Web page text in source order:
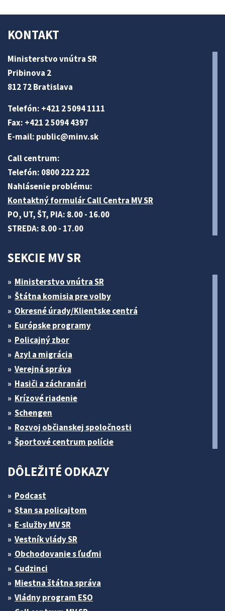
KONTAKT
Ministerstvo vnútra SR
Pribinova 2
812 72 Bratislava
Telefón: +421 2 5094 1111
Fax: +421 2 5094 4397
E-mail: public@minv.sk
Call centrum:
Telefón: 0800 222 222
Nahlásenie problému:
Kontaktný formulár Call Centra MV SR
PO, UT, ŠT, PIA: 8.00 - 16.00
STREDA: 8.00 - 17.00
SEKCIE MV SR
Ministerstvo vnútra SR
Štátna komisia pre volby
Okresné úrady/Klientske centrá
Európske programy
Policajný zbor
Azyl a migrácia
Verejná správa
Hasiči a záchranári
Krízové riadenie
Schengen
Rozvoj občianskej spoločnosti
Športové centrum polície
DÔLEŽITÉ ODKAZY
Podcast
Stan sa policajtom
E-služby MV SR
Vestník vlády SR
Obchodovanie s ľuďmi
Cudzinci
Miestna štátna správa
Vládny program ESO